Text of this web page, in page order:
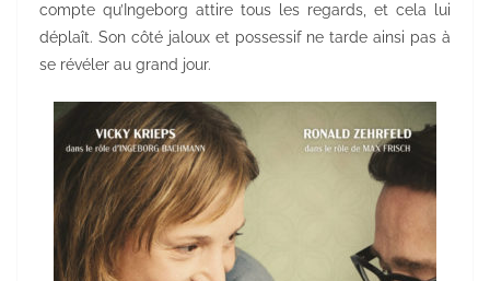
compte qu’Ingeborg attire tous les regards, et cela lui
déplaît. Son côté jaloux et possessif ne tarde ainsi pas à
se révéler au grand jour.